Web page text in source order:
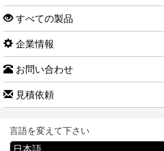
すべての製品
企業情報
お問い合わせ
見積依頼
言語を変えて下さい